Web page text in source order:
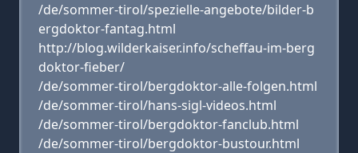
/de/sommer-tirol/spezielle-angebote/bilder-b
ergdoktor-fantag.html
http://blog.wilderkaiser.info/scheffau-im-berg
doktor-fieber/
/de/sommer-tirol/bergdoktor-alle-folgen.html
/de/sommer-tirol/hans-sigl-videos.html
/de/sommer-tirol/bergdoktor-fanclub.html
/de/sommer-tirol/bergdoktor-bustour.html